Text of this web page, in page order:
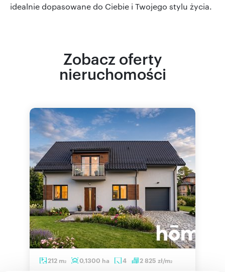
idealnie dopasowane do Ciebie i Twojego stylu życia.
Zobacz oferty
nieruchomości
212 m2 0,1300 ha 4 2 825 zł/m2